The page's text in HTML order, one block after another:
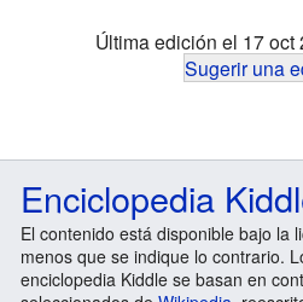
Última edición el 17 oct
Sugerir una
Enciclopedia
El contenido está disponible bajo la
menos que se indique lo contrario.
enciclopedia Kiddle se basan en